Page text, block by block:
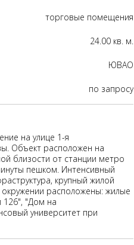
торговые помещения
24.00 кв. м.
ЮВАО
по запросу
на улице 1-я
Объект расположен на
близости от станции метро
пешком. Интенсивный
крупный жилой
расположены: жилые
126", "Дом на
университет при